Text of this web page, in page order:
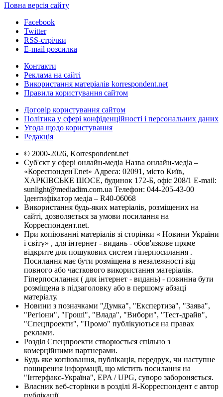
Повна версія сайту
Facebook
Twitter
RSS-стрічки
E-mail розсилка
Контакти
Реклама на сайті
Використання матеріалів korrespondent.net
Правила користування сайтом
Договір користування сайтом
Політика у сфері конфіденційності і персональних даних
Угода щодо користування
Редакція
© 2000-2026, Korrespondent.net
Суб'єкт у сфері онлайн-медіа Назва онлайн-медіа –
«КореспонденТ.net» Адреса: 02091, місто Київ,
ХАРКІВСЬКЕ ШОСЕ, будинок 172-Б, офіс 208/1 E-mail:
sunlight@mediadim.com.ua Телефон: 044-205-43-00
Ідентифікатор медіа – R40-06068
Використання будь-яких матеріалів, розміщених на
сайті, дозволяється за умови посилання на
Корреспондент.net.
При копіюванні матеріалів зі сторінки « Новини України
і світу» , для інтернет - видань - обов'язкове пряме
відкрите для пошукових систем гіперпосилання .
Посилання має бути розміщена в незалежності від
повного або часткового використання матеріалів.
Гіперпосилання ( для інтернет - видань) - повинна бути
розміщена в підзаголовку або в першому абзаці
матеріалу.
Новини з позначками "Думка", "Експертиза", "Заява",
"Регіони", "Гроші", "Влада", "Вибори", "Тест-драйв",
"Спецпроекти", "Промо" публікуються на правах
реклами.
Розділ Спецпроекти створюється спільно з
комерційними партнерами.
Будь яке копіювання, публікація, передрук, чи наступне
поширення інформації, що містить посилання на
"Інтерфакс-Україна", EPA / UPG, суворо забороняється.
Власник веб-сторінки в розділі Я-Корреспондент є автор
публікації.